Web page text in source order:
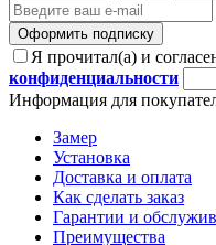
Оформить подписку
Я прочитал(а) и
конфиденциальности
Информация для
Замер
Установка
Доставка и оплата
Как сделать заказ
Гарантии и
Преимущества